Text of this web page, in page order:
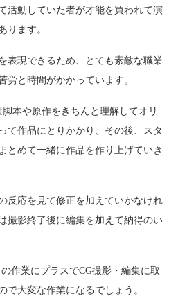
活動していた者が才能を買われて演
ります。
表現できるため、とても素敵な職業
労と時間がかかっています。
本や原作をきちんと理解してオリ
て作品にとりかかり、その後、スタ
とめて一緒に作品を作り上げていき
反応を見て修正を加えていかなけれ
撮影終了後に編集を加えて納得のい
作業にプラスでCG撮影・編集に取
で大変な作業になるでしょう。